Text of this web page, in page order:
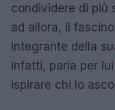
condividere di più
ad allora, il
integrante della
infatti, parla per
ispirare chi lo